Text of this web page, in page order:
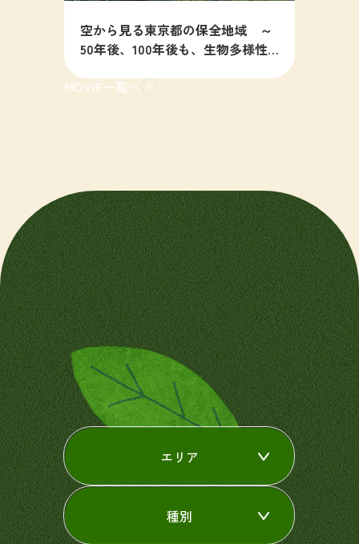
空から見る東京都の保全地域 ～
50年後、100年後も、生物多様性
MOVIE一覧へ
エリア
種別